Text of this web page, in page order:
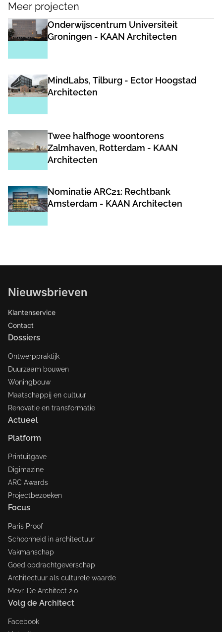
Meer projecten
Onderwijscentrum Universiteit
Groningen - KAAN Architecten
MindLabs, Tilburg - Ector Hoogstad
Architecten
Twee halfhoge woontorens
Zalmhaven, Rotterdam - KAAN
Architecten
Nominatie ARC21: Rechtbank
Amsterdam - KAAN Architecten
Nieuwsbrieven
Klantenservice
Contact
Dossiers
Ontwerppraktijk
Duurzaam bouwen
Woningbouw
Maatschappij en cultuur
Renovatie en transformatie
Actueel
Platform
Printuitgave
Digimazine
ARC Awards
Projectbezoeken
Focus
Paris Proof
Schoonheid in architectuur
Vakmanschap
Goed opdrachtgeverschap
Architectuur als culturele waarde
Mevr. De Architect 2.0
Volg de Architect
Facebook